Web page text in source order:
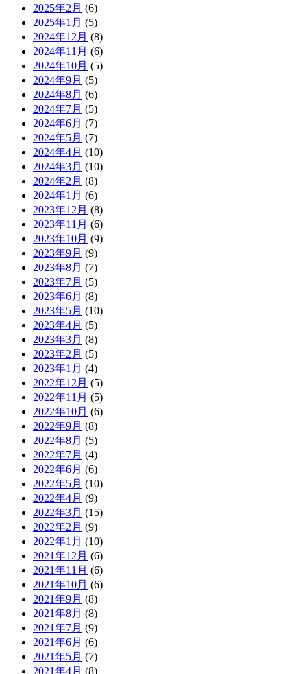
2025年2月 (6)
2025年1月 (5)
2024年12月 (8)
2024年11月 (6)
2024年10月 (5)
2024年9月 (5)
2024年8月 (6)
2024年7月 (5)
2024年6月 (7)
2024年5月 (7)
2024年4月 (10)
2024年3月 (10)
2024年2月 (8)
2024年1月 (6)
2023年12月 (8)
2023年11月 (6)
2023年10月 (9)
2023年9月 (9)
2023年8月 (7)
2023年7月 (5)
2023年6月 (8)
2023年5月 (10)
2023年4月 (5)
2023年3月 (8)
2023年2月 (5)
2023年1月 (4)
2022年12月 (5)
2022年11月 (5)
2022年10月 (6)
2022年9月 (8)
2022年8月 (5)
2022年7月 (4)
2022年6月 (6)
2022年5月 (10)
2022年4月 (9)
2022年3月 (15)
2022年2月 (9)
2022年1月 (10)
2021年12月 (6)
2021年11月 (6)
2021年10月 (6)
2021年9月 (8)
2021年8月 (8)
2021年7月 (9)
2021年6月 (6)
2021年5月 (7)
2021年4月 (8)